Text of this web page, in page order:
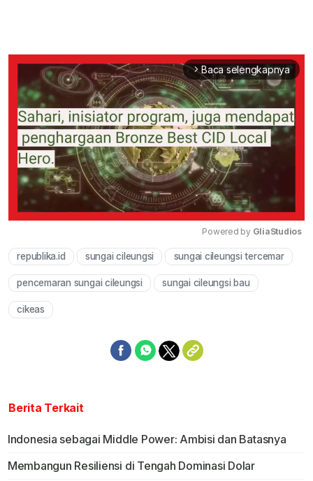
arrow_forward_ios Baca selengkapnya
Mute
Powered by GliaStudios
republika.id sungai cileungsi sungai cileungsi tercemar
pencemaran sungai cileungsi sungai cileungsi bau
cikeas
Berita Terkait
Indonesia sebagai Middle Power: Ambisi dan Batasnya
Membangun Resiliensi di Tengah Dominasi Dolar